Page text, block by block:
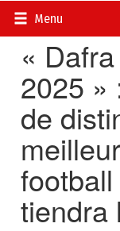
Menu
Accueil>
«
2025 »
de
tiendra